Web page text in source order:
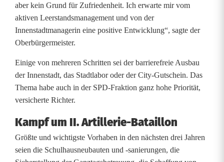
aber kein Grund für Zufriedenheit. Ich erwarte mir vom
aktiven Leerstandsmanagement und von der
Innenstadtmanagerin eine positive Entwicklung“, sagte der
Oberbürgermeister.
Einige von mehreren Schritten sei der barrierefreie Ausbau
der Innenstadt, das Stadtlabor oder der City-Gutschein. Das
Thema habe auch in der SPD-Fraktion ganz hohe Priorität,
versicherte Richter.
Kampf um II. Artillerie-Bataillon
Größte und wichtigste Vorhaben in den nächsten drei Jahren
seien die Schulhausneubauten und -sanierungen, die